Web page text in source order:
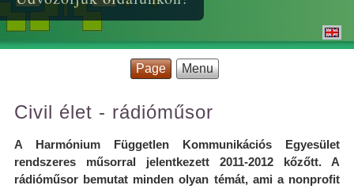
Page Menu
Civil élet - rádióműsor
A Harmónium Független Kommunikációs Egyesület
rendszeres műsorral jelentkezett 2011-2012 kőzőtt. A
rádióműsor bemutat minden olyan témát, ami a nonprofit